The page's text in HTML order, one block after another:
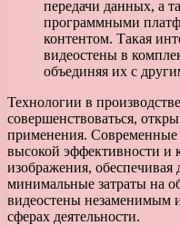
передачи данных, а
программными
контентом. Такая
видеостены в
объединяя их с
Технологии в
совершенствоваться,
применения. Современные
высокой эффективности и
изображения,
минимальные затраты на
видеостены незаменимым
сферах деятельности.